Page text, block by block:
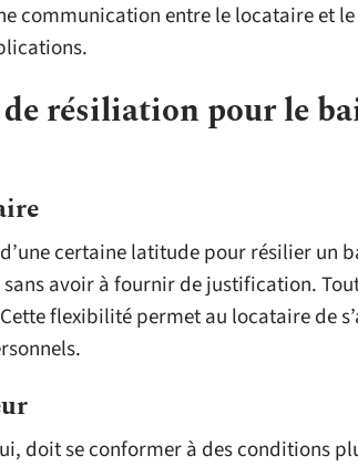
communication entre le locataire et
résiliation pour le
certaine latitude pour résilier un
avoir à fournir de justification.
flexibilité permet au locataire de
doit se conformer à des conditions